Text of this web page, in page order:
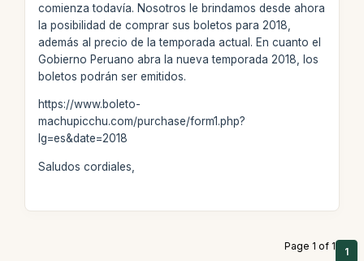
comienza todavía. Nosotros le brindamos desde ahora
la posibilidad de comprar sus boletos para 2018,
además al precio de la temporada actual. En cuanto el
Gobierno Peruano abra la nueva temporada 2018, los
boletos podrán ser emitidos.
https://www.boleto-
machupicchu.com/purchase/form1.php?
lg=es&date=2018
Saludos cordiales,
Page 1 of 1 1